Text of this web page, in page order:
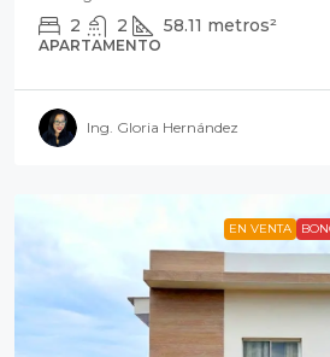
2 2 58.11 metros²
APARTAMENTO
Ing. Gloria Hernández
EN VENTA